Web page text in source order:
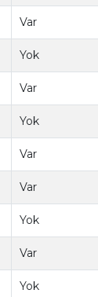
Var
Yok
Var
Yok
Var
Var
Yok
Var
Yok